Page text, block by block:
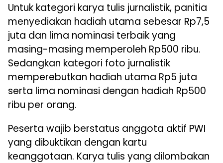
Untuk kategori karya tulis jurnalistik, panitia
menyediakan hadiah utama sebesar Rp7,5
juta dan lima nominasi terbaik yang
masing-masing memperoleh Rp500 ribu.
Sedangkan kategori foto jurnalistik
memperebutkan hadiah utama Rp5 juta
serta lima nominasi dengan hadiah Rp500
ribu per orang.
Peserta wajib berstatus anggota aktif PWI
yang dibuktikan dengan kartu
keanggotaan. Karya tulis yang dilombakan